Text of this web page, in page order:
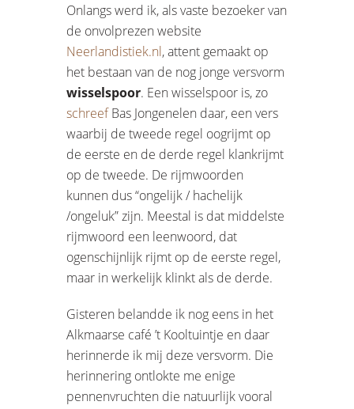
Onlangs werd ik, als vaste bezoeker van
de onvolprezen website
Neerlandistiek.nl, attent gemaakt op
het bestaan van de nog jonge versvorm
wisselspoor. Een wisselspoor is, zo
schreefBas Jongenelen daar, een vers
waarbij de tweede regel oogrijmt op
de eerste en de derde regel klankrijmt
op de tweede. De rijmwoorden
kunnen dus “ongelijk / hachelijk
/ongeluk” zijn. Meestal is dat middelste
rijmwoord een leenwoord, dat
ogenschijnlijk rijmt op de eerste regel,
maar in werkelijk klinkt als de derde.
Gisteren belandde ik nog eens in het
Alkmaarse café ’t Kooltuintje en daar
herinnerde ik mij deze versvorm. Die
herinnering ontlokte me enige
pennenvruchten die natuurlijk vooral